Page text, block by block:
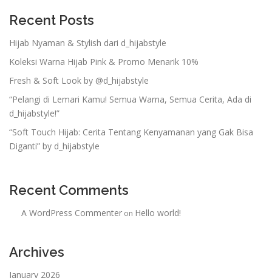
Recent Posts
Hijab Nyaman & Stylish dari d_hijabstyle
Koleksi Warna Hijab Pink & Promo Menarik 10%
Fresh & Soft Look by @d_hijabstyle
“Pelangi di Lemari Kamu! Semua Warna, Semua Cerita, Ada di
d_hijabstyle!”
“Soft Touch Hijab: Cerita Tentang Kenyamanan yang Gak Bisa
Diganti” by d_hijabstyle
Recent Comments
A WordPress Commenter on Hello world!
Archives
January 2026